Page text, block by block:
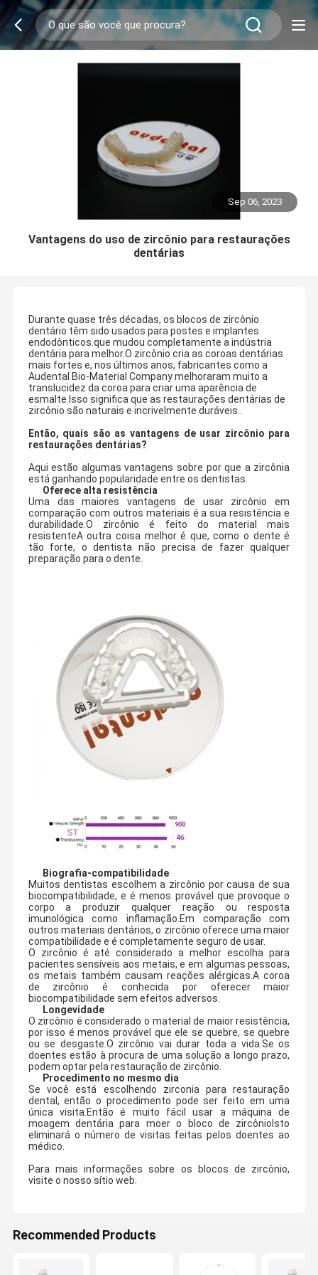
Sep 06, 2023
Vantagens do uso de zircônio para restaurações
dentárias
Durante quase três décadas, os blocos de zircônio
dentário têm sido usados para postes e implantes
endodônticos.que mudou completamente a indústria
dentária para melhor.O zircônio cria as coroas dentárias
mais fortes e, nos últimos anos, fabricantes como a
Audental Bio-Material Company melhoraram muito a
translucidez da coroa para criar uma aparência de
esmalte.Isso significa que as restaurações dentárias de
zircônio são naturais e incrivelmente duráveis..
Então, quais são as vantagens de usar zircônio para
restaurações dentárias?
Aqui estão algumas vantagens sobre por que a zircônia
está ganhando popularidade entre os dentistas.
Oferece alta resistência
Uma das maiores vantagens de usar zircônio em
comparação com outros materiais é a sua resistência e
durabilidade.O zircônio é feito do material mais
resistenteA outra coisa melhor é que, como o dente é
tão forte, o dentista não precisa de fazer qualquer
preparação para o dente.
Biografia-compatibilidade
Muitos dentistas escolhem a zircônio por causa de sua
biocompatibilidade, e é menos provável que provoque o
corpo a produzir qualquer reação ou resposta
imunológica como inflamação.Em comparação com
outros materiais dentários, o zircônio oferece uma maior
compatibilidade e é completamente seguro de usar.
O zircônio é até considerado a melhor escolha para
pacientes sensíveis aos metais, e em algumas pessoas,
os metais também causam reações alérgicas.A coroa
de zircônio é conhecida por oferecer maior
biocompatibilidade sem efeitos adversos.
Longevidade
O zircônio é considerado o material de maior resistência,
por isso é menos provável que ele se quebre, se quebre
ou se desgaste.O zircônio vai durar toda a vida.Se os
doentes estão à procura de uma solução a longo prazo,
podem optar pela restauração de zircônio.
Procedimento no mesmo dia
Se você está escolhendo zirconia para restauração
dental, então o procedimento pode ser feito em uma
única visita.Então é muito fácil usar a máquina de
moagem dentária para moer o bloco de zircônioIsto
eliminará o número de visitas feitas pelos doentes ao
médico.
Para mais informações sobre os blocos de zircônio,
visite o nosso sítio web.
Recommended Products